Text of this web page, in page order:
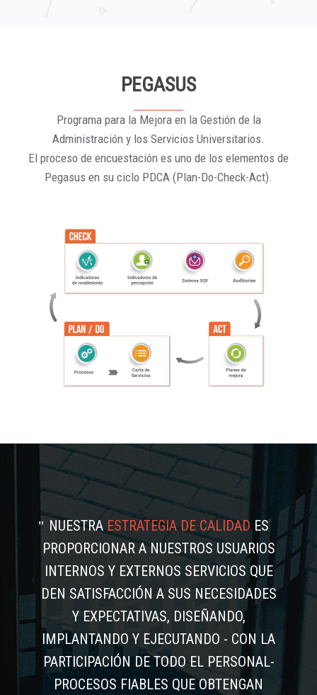
PEGASUS
Programa para la Mejora en la Gestión de la
Administración y los Servicios Universitarios.
El proceso de encuestación es uno de los elementos de
Pegasus en su ciclo PDCA (Plan-Do-Check-Act).
NUESTRAESTRATEGIA DE CALIDADES
PROPORCIONAR A NUESTROS USUARIOS
INTERNOS Y EXTERNOS SERVICIOS QUE
DEN SATISFACCIÓN A SUS NECESIDADES
Y EXPECTATIVAS, DISEÑANDO,
IMPLANTANDO Y EJECUTANDO - CON LA
PARTICIPACIÓN DE TODO EL PERSONAL-
PROCESOS FIABLES QUE OBTENGAN